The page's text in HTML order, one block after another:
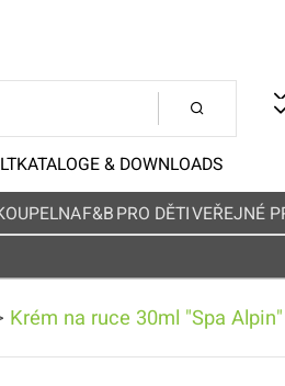
KATALOGE & DOWNLOADS
F&BPRO DĚTIVEŘEJNÉ
Krém na ruce 30ml "Spa Alpin"